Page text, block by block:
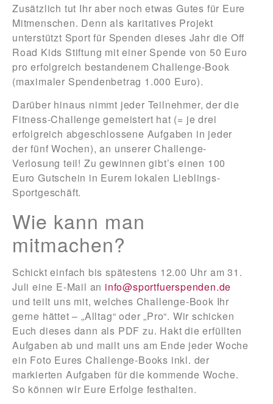
Zusätzlich tut Ihr aber noch etwas Gutes für Eure
Mitmenschen. Denn als karitatives Projekt
unterstützt Sport für Spenden dieses Jahr die Off
Road Kids Stiftung mit einer Spende von 50 Euro
pro erfolgreich bestandenem Challenge-Book
(maximaler Spendenbetrag 1.000 Euro).
Darüber hinaus nimmt jeder Teilnehmer, der die
Fitness-Challenge gemeistert hat (= je drei
erfolgreich abgeschlossene Aufgaben in jeder
der fünf Wochen), an unserer Challenge-
Verlosung teil! Zu gewinnen gibt’s einen 100
Euro Gutschein in Eurem lokalen Lieblings-
Sportgeschäft.
Wie kann man
mitmachen?
Schickt einfach bis spätestens 12.00 Uhr am 31.
Juli eine E-Mail an info@sportfuerspenden.de
und teilt uns mit, welches Challenge-Book Ihr
gerne hättet – „Alltag“ oder „Pro“. Wir schicken
Euch dieses dann als PDF zu. Hakt die erfüllten
Aufgaben ab und mailt uns am Ende jeder Woche
ein Foto Eures Challenge-Books inkl. der
markierten Aufgaben für die kommende Woche.
So können wir Eure Erfolge festhalten.